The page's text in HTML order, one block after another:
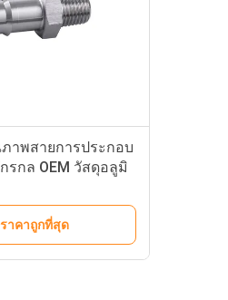
าพสายการประกอบ
รกล OEM วัสดุอลูมิ
ราคาถูกที่สุด